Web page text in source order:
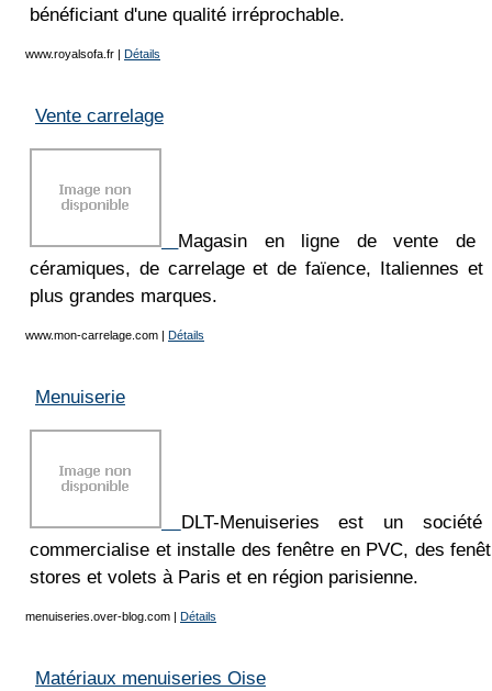
bénéficiant d'une qualité irréprochable.
www.royalsofa.fr | Détails
Vente carrelage
Magasin en ligne de vente de
céramiques, de carrelage et de faïence, Italiennes et
plus grandes marques.
www.mon-carrelage.com | Détails
Menuiserie
DLT-Menuiseries est un
commercialise et installe des fenêtre en PVC, des
stores et volets à Paris et en région parisienne.
menuiseries.over-blog.com | Détails
Matériaux menuiseries Oise